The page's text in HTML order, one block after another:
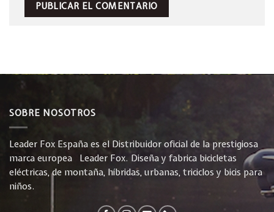
SOBRE NOSOTROS
Leader Fox España es el Distribuidor oficial de la prestigiosa
marca europea Leader Fox. Diseña y fabrica bicicletas
eléctricas, de montaña, híbridas, urbanas, triciclos y bicis para
niños.